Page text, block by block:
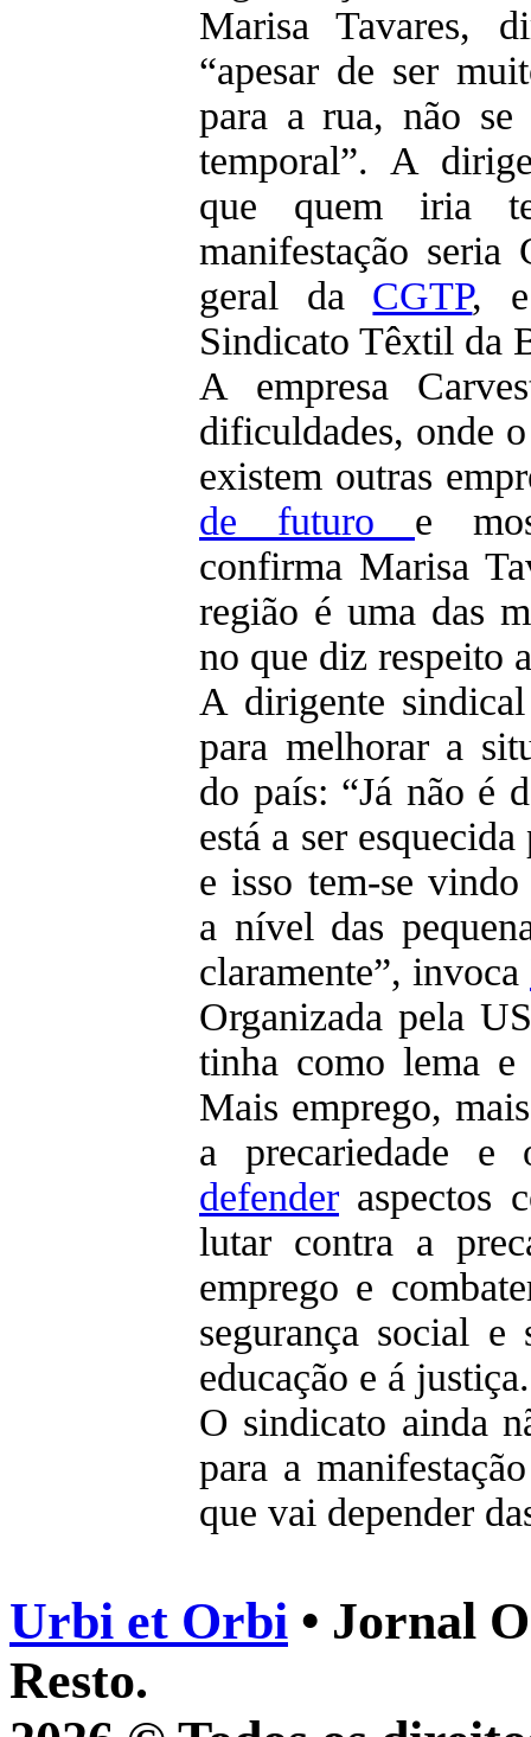
Marisa Tavares,
“apesar de ser
para a rua, não se
temporal”. A
que quem iria
manifestação seria
geral da CGTP, e
Sindicato Têxtil da
A empresa
dificuldades, onde
existem outras
de futuro e
confirma Marisa
região é uma das
no que diz respeito
A dirigente
para melhorar a
do país: “Já não é
está a ser
e isso tem-se
a nível das
claramente”, invoca
Organizada pela
tinha como lema
Mais emprego,
a precariedade e
defender aspectos
lutar contra a
emprego e
segurança social
educação e á justiça.
O sindicato ainda
para a
que vai depender
Urbi et Orbi • Jornal
Resto.